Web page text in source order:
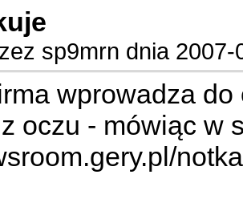
sp9mrn dnia 2007-
wprowadza
oczu - mówiąc w